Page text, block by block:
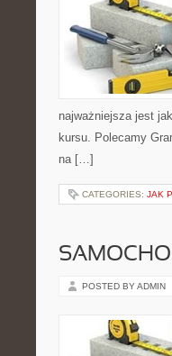
najważniejsza jest
kursu. Polecamy
na […]
CATEGORIES: JAK
POSTED BY ADMIN